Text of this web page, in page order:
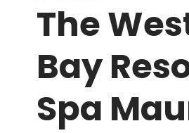
The
Bay
Spa